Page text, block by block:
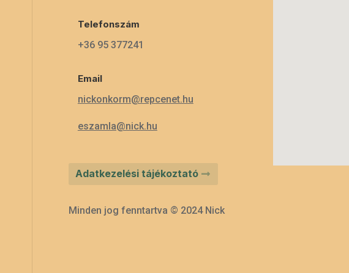
Telefonszám
+36 95 377241
Email
nickonkorm@repcenet.hu
eszamla@nick.hu
Adatkezelési tájékoztató
Minden jog fenntartva © 2024 Nick